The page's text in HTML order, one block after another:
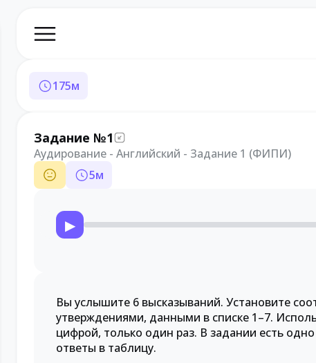
175м
Задание №1
Аудирование - Английский - Задание 1 (ФИПИ)
5м
▶
Вы услышите 6 высказываний. Установите
утверждениями, данными в списке 1–7.
цифрой, только один раз. В задании есть
ответы в таблицу.